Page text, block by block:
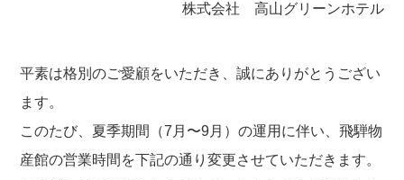
株式会社 高山グリーンホテル
平素は格別のご愛顧をいただき、誠にありがとうござい
ます。
このたび、夏季期間（7月〜9月）の運用に伴い、飛騨物
産館の営業時間を下記の通り変更させていただきます。